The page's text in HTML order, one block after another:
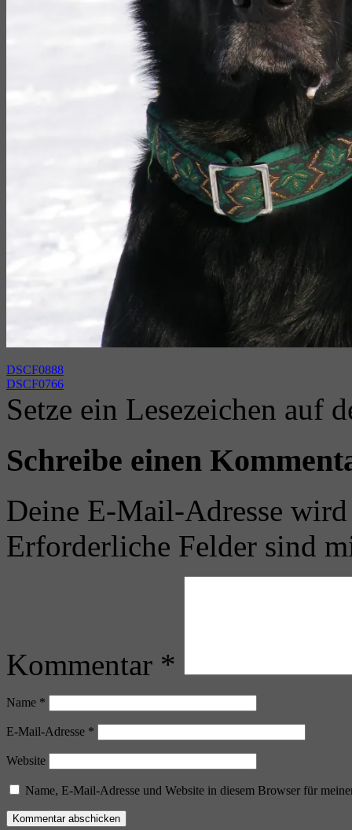
DSCF0888
DSCF0766
Setze ein Lesezeichen auf
Schreibe einen
Deine E-Mail-Adresse
Erforderliche Felder sind
Kommentar *
Name *
E-Mail-Adresse *
Website
Name, E-Mail-Adresse und Website in diesem Browser für